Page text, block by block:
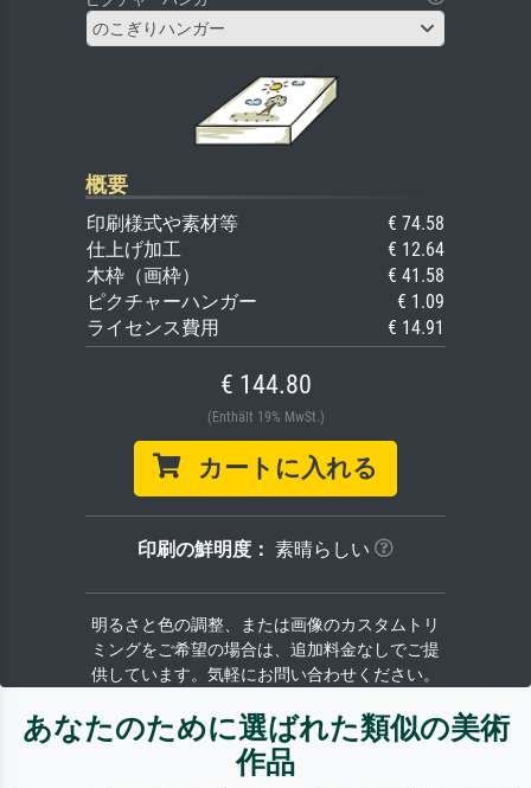
のこぎりハンガー
概要
印刷様式や素材等
€ 74.58
仕上げ加工
€ 12.64
木枠（画枠）
€ 41.58
ピクチャーハンガー
€ 1.09
ライセンス費用
€ 14.91
€ 144.80
(Enthält 19% MwSt.)
カートに入れる
印刷の鮮明度： 素晴らしい
明るさと色の調整、または画像のカスタムトリ
ミングをご希望の場合は、追加料金なしでご提
供しています。気軽にお問い合わせください。
あなたのために選ばれた類似の美術
作品